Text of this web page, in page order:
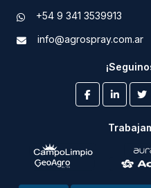
+54 9 341 3539913
info@agrospray.com.ar